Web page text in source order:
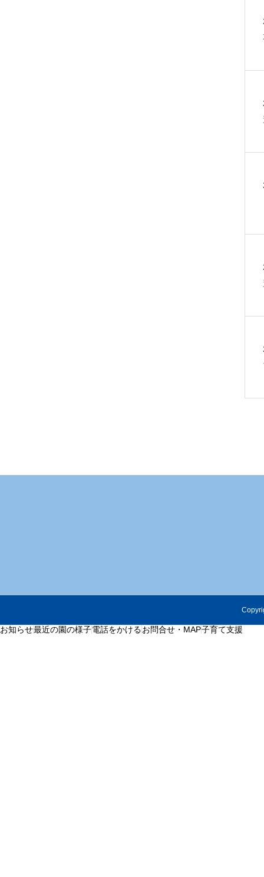
お知らせ最近の園の様子電話をかけるお問合せ・MAP子育て支援